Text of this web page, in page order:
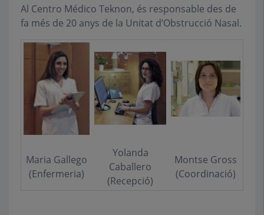
Al Centro Médico Teknon, és responsable des de
fa més de 20 anys de la Unitat d’Obstrucció Nasal.
Maria Gallego
(Enfermeria)
Yolanda
Caballero
(Recepció)
Montse Gross
(Coordinació)